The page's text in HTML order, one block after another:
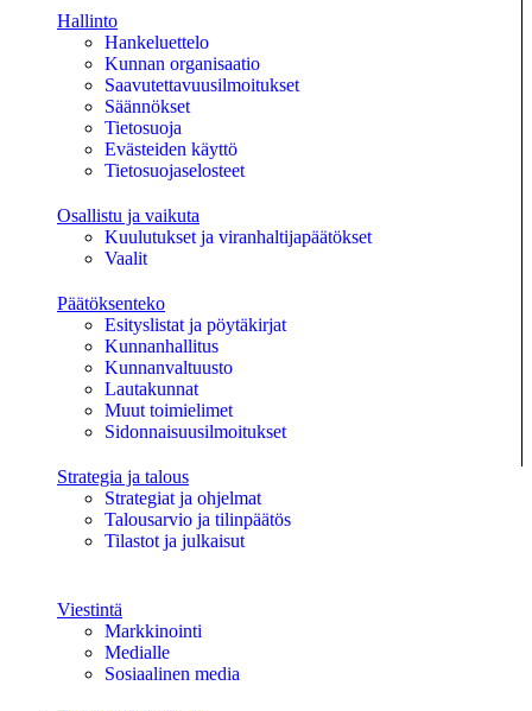
Hallinto
Hankeluettelo
Kunnan organisaatio
Saavutettavuusilmoitukset
Säännökset
Tietosuoja
Evästeiden käyttö
Tietosuojaselosteet
Osallistu ja vaikuta
Kuulutukset ja viranhaltijapäätökset
Vaalit
Päätöksenteko
Esityslistat ja pöytäkirjat
Kunnanhallitus
Kunnanvaltuusto
Lautakunnat
Muut toimielimet
Sidonnaisuusilmoitukset
Strategia ja talous
Strategiat ja ohjelmat
Talousarvio ja tilinpäätös
Tilastot ja julkaisut
Viestintä
Markkinointi
Medialle
Sosiaalinen media